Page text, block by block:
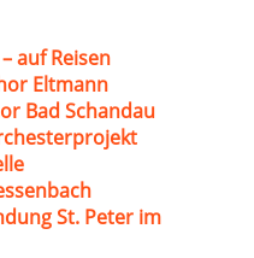
auf Reisen
Eltmann
Bad Schandau
St. Peter im